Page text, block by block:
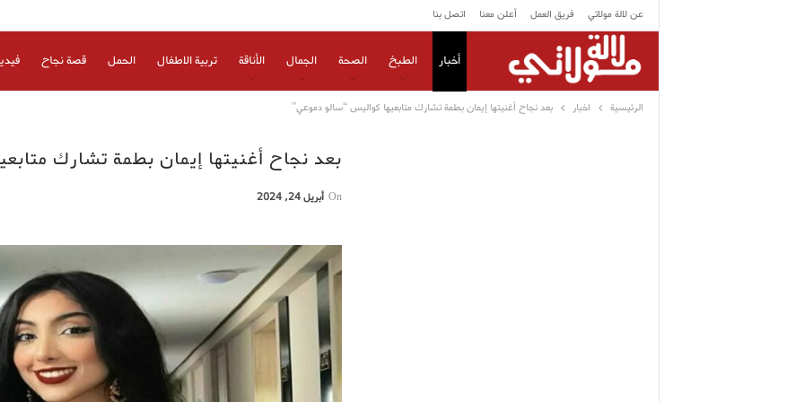
عن لالة مولاتي فريق العمل أعلن معنا اتصل بنا
أخبار الطبخ الصحة الجمال الأناقة تربية الاطفال الحمل قصة نجاح
الرئيسية اخبار بعد نجاح أغنيتها إيمان بطمة تشارك متابعيها كواليس “سالو دموعي”
بعد نجاح أغنيتها إيمان بطمة تشارك
On أبريل 24, 2024